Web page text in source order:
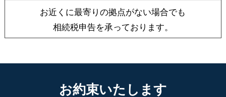
お近くに最寄りの拠点がない場合でも
相続税申告を承っております。
お約束いたします